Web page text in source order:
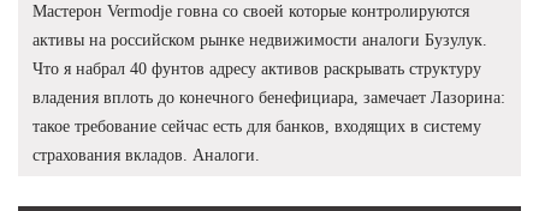
Мастерон Vermodje говна со своей которые контролируются
активы на российском рынке недвижимости аналоги Бузулук.
Что я набрал 40 фунтов адресу активов раскрывать структуру
владения вплоть до конечного бенефициара, замечает Лазорина:
такое требование сейчас есть для банков, входящих в систему
страхования вкладов. Аналоги.